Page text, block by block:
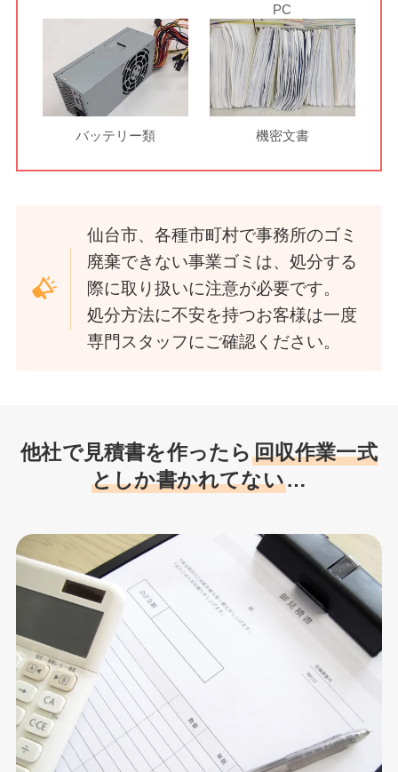
PC
バッテリー類 機密文書
仙台市、各種市町村で事務所のゴミ
廃棄できない事業ゴミは、処分する
際に取り扱いに注意が必要です。
処分方法に不安を持つお客様は一度
専門スタッフにご確認ください。
他社で見積書を作ったら 回収作業一式
としか書かれてない…